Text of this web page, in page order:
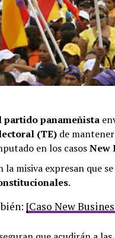
partido panameñista
(TE) de
en los casosNew
la misiva expresan que
.
[Caso New